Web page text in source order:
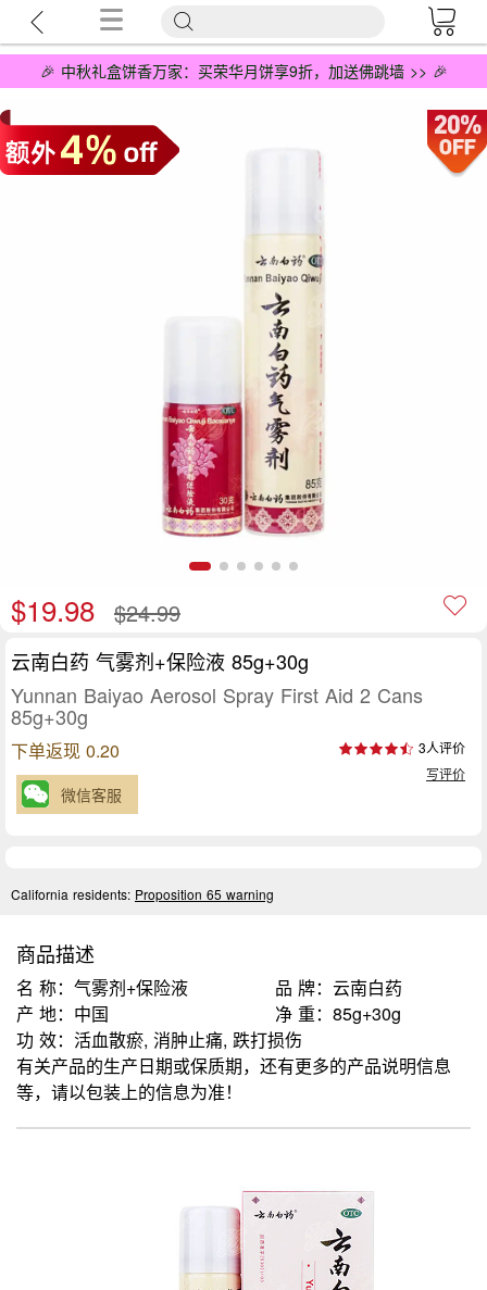
🎉 中秋礼盒饼香万家：买荣华月饼享9折，加送佛跳墙 >> 🎉
$19.98 $24.99
云南白药 气雾剂+保险液 85g+30g
Yunnan Baiyao Aerosol Spray First Aid 2 Cans
85g+30g
下单返现 0.20
3人评价
写评价
微信客服
California residents: Proposition 65 warning
商品描述
名 称：气雾剂+保险液
品 牌：云南白药
产 地：中国
净 重：85g+30g
功 效：活血散瘀, 消肿止痛, 跌打损伤
有关产品的生产日期或保质期，还有更多的产品说明信息
等，请以包装上的信息为准！